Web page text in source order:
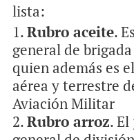
lista:
Rubro aceite.
general de
quien además es
aérea y terrestre
Aviación Militar
Rubro arroz.